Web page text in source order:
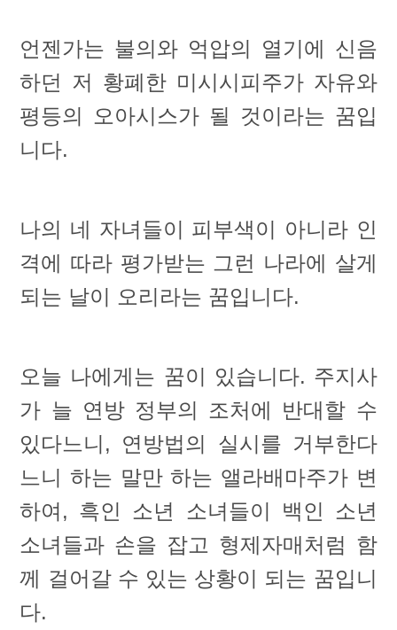
언젠가는 불의와 억압의 열기에 신음
하던 저 황폐한 미시시피주가 자유와
평등의 오아시스가 될 것이라는 꿈입
니다.
나의 네 자녀들이 피부색이 아니라 인
격에 따라 평가받는 그런 나라에 살게
되는 날이 오리라는 꿈입니다.
오늘 나에게는 꿈이 있습니다. 주지사
가 늘 연방 정부의 조처에 반대할 수
있다느니, 연방법의 실시를 거부한다
느니 하는 말만 하는 앨라배마주가 변
하여, 흑인 소년 소녀들이 백인 소년
소녀들과 손을 잡고 형제자매처럼 함
께 걸어갈 수 있는 상황이 되는 꿈입니
다.